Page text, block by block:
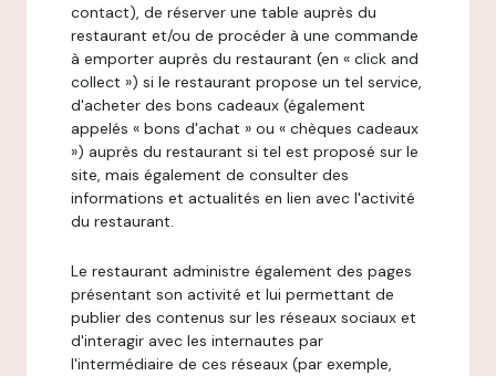
contact), de réserver une table auprès du
restaurant et/ou de procéder à une commande
à emporter auprès du restaurant (en « click and
collect ») si le restaurant propose un tel service,
d'acheter des bons cadeaux (également
appelés « bons d'achat » ou « chèques cadeaux
») auprès du restaurant si tel est proposé sur le
site, mais également de consulter des
informations et actualités en lien avec l'activité
du restaurant.
Le restaurant administre également des pages
présentant son activité et lui permettant de
publier des contenus sur les réseaux sociaux et
d'interagir avec les internautes par
l'intermédiaire de ces réseaux (par exemple,